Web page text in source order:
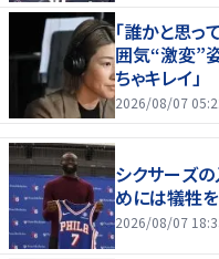
「誰かと思
囲気“激変”
ちゃキレイ」
2026/08/07
シクサーズ
めには犠牲
2026/08/07